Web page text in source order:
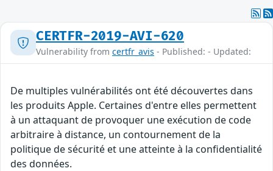
CERTFR-2019-AVI-620
Vulnerability from certfr_avis - Published: - Updated:
De multiples vulnérabilités ont été découvertes dans
les produits Apple. Certaines d'entre elles permettent
à un attaquant de provoquer une exécution de code
arbitraire à distance, un contournement de la
politique de sécurité et une atteinte à la confidentialité
des données.